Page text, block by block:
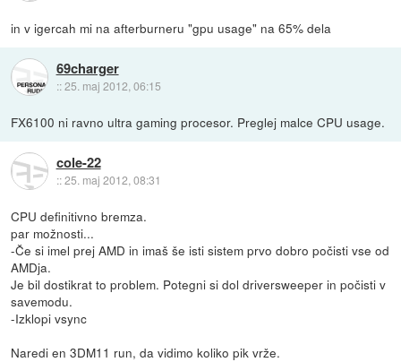
in v igercah mi na afterburneru "gpu usage" na 65% dela
69charger
::25. maj 2012, 06:15
FX6100 ni ravno ultra gaming procesor. Preglej malce CPU usage.
cole-22
::25. maj 2012, 08:31
CPU definitivno bremza.
par možnosti...
-Če si imel prej AMD in imaš še isti sistem prvo dobro počisti vse od
AMDja.
Je bil dostikrat to problem. Potegni si dol driversweeper in počisti v
savemodu.
-Izklopi vsync
Naredi en 3DM11 run, da vidimo koliko pik vrže.